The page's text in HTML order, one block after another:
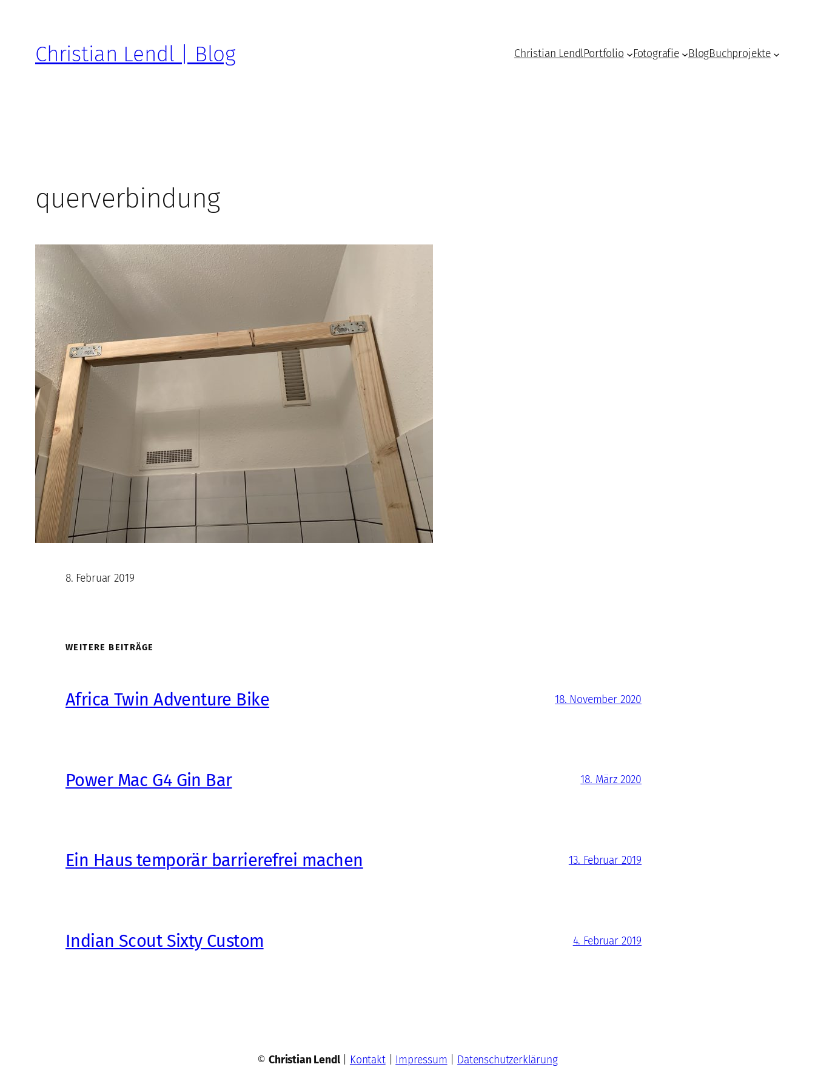
Christian Lendl | Blog Christian LendlPortfolio Fotografie BlogBuchprojekte
querverbindung
8. Februar 2019
WEITERE BEITRÄGE
Africa Twin Adventure Bike 18. November 2020
Power Mac G4 Gin Bar 18. März 2020
Ein Haus temporär barrierefrei machen 13. Februar 2019
Indian Scout Sixty Custom 4. Februar 2019
©Christian Lendl| Kontakt| Impressum Datenschutzerklärung